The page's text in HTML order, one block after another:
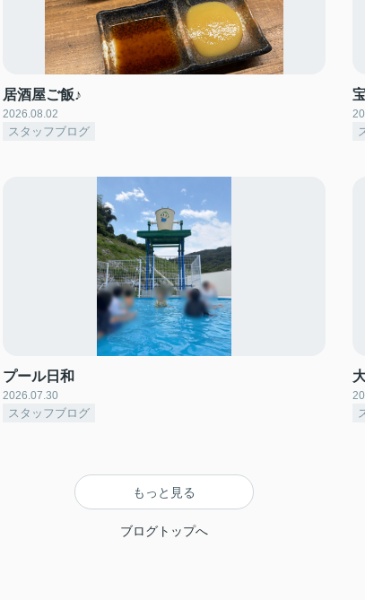
居酒屋ご飯♪
2026.08.02
スタッフブログ
プール日和
2026.07.30
スタッフブログ
もっと見る
ブログトップへ